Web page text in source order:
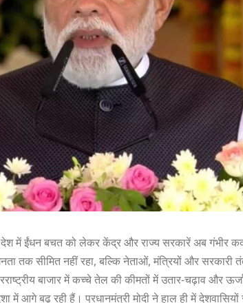
में ईंधन बचत को लेकर केंद्र और राज्य सरकारें अब गंभीर कदम
तक सीमित नहीं रहा, बल्कि नेताओं, मंत्रियों और सरकारी
बाजार में कच्चे तेल की कीमतों में उतार-चढ़ाव और
में आगे बढ़ रही हैं। प्रधानमंत्री मोदी ने हाल ही में